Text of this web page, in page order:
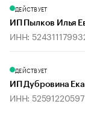
ДЕЙСТВУЕТ
ИП Пылков Илья
ИНН:
ДЕЙСТВУЕТ
ИП Дубровина
ИНН: